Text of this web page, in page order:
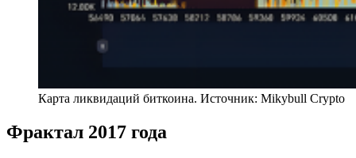
Карта ликвидаций биткоина. Источник: Mikybull Crypto
Фрактал 2017 года